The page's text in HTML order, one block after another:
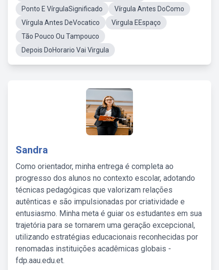
Ponto E VírgulaSignificado
Vírgula Antes DoComo
Vírgula Antes DeVocatico
Virgula EEspaço
Tão Pouco Ou Tampouco
Depois DoHorario Vai Virgula
Sandra
Como orientador, minha entrega é completa ao
progresso dos alunos no contexto escolar, adotando
técnicas pedagógicas que valorizam relações
autênticas e são impulsionadas por criatividade e
entusiasmo. Minha meta é guiar os estudantes em sua
trajetória para se tornarem uma geração excepcional,
utilizando estratégias educacionais reconhecidas por
renomadas instituições acadêmicas globais -
fdp.aau.edu.et.